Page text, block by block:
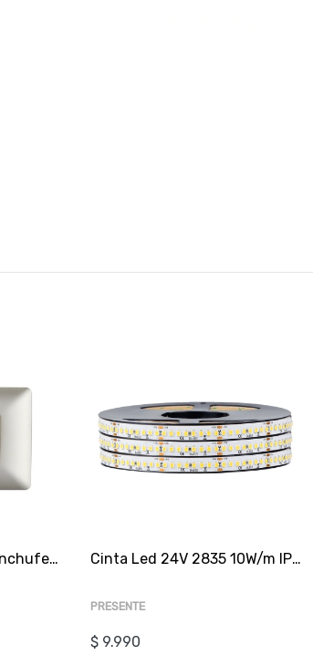
Interruptor Simple + Enchufe Champagne SEC Cinta Led 24V 2835 10W/m IP20 120Led/m 6000K Luz Fría 5mt
PRESENTE
$ 9.990